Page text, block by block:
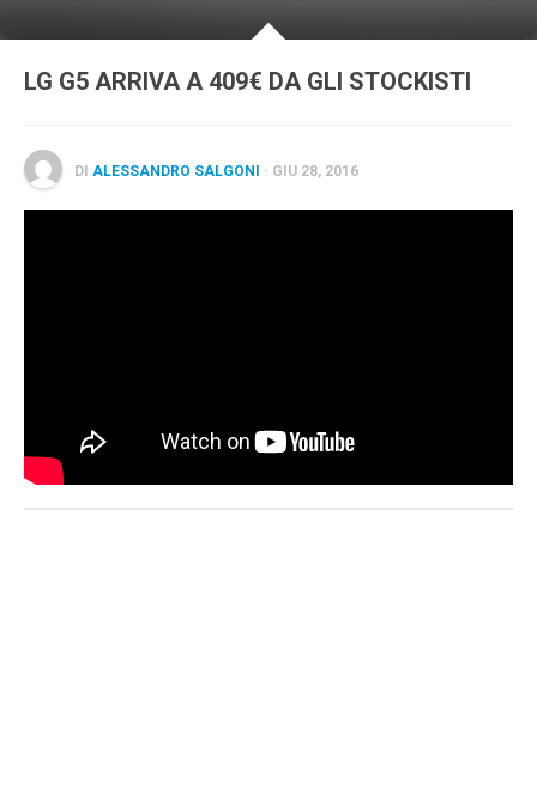
Contattaci
LG G5 ARRIVA A 409€ DA GLI STOCKISTI
DI ALESSANDRO SALGONI · GIU 28, 2016